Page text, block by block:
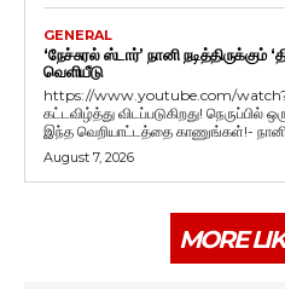
GENERAL
‘நேச்சுரல் ஸ்டார்’ நானி
வெளியீடு
https://www.youtube.com/
கட்டவிழ்த்து விடப்படுகிறது! நெருப்பில்
இந்த வெறியாட்டத்தை காணுங்கள்!-
August 7, 2026
MORE